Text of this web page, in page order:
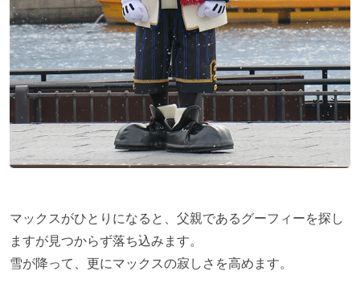
マックスがひとりになると、父親であるグーフィーを探し
ますが見つからず落ち込みます。
雪が降って、更にマックスの寂しさを高めます。